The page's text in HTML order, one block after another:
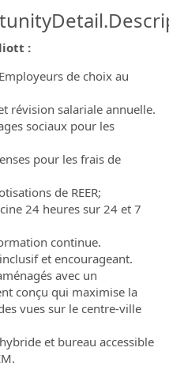
:
de choix au
révision salariale annuelle.
sociaux pour les
pour les frais de
de REER;
24 heures sur 24 et 7
continue.
et encourageant.
avec un
conçu qui maximise la
vues sur le centre-ville
et bureau accessible